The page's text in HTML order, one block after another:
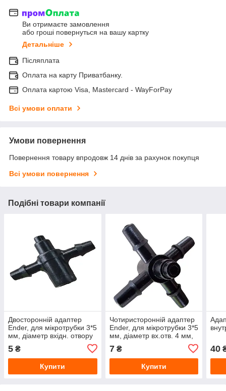
Ви отримаєте замовлення
або гроші повернуться на вашу картку
Детальніше
Післяплата
Оплата на карту Приватбанку.
Оплата картою Visa, Mastercard - WayForPay
Всі умови оплати
Умови повернення
Повернення товару впродовж 14 днів за рахунок покупця
Всі умови повернення
Подібні товари компанії
Двосторонній адаптер
Ender, для мікротрубки 3*5
мм, діаметр вхідн. отвору
4 мм,, крапельний полив
5 ₴
Купити
Чотиристоронній адаптер
Ender, для мікротрубки 3*5
мм, діаметр вх.отв. 4 мм,
7₴
Купити
40